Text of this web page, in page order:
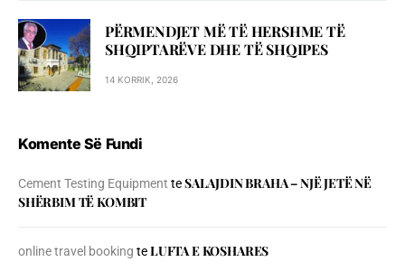
PËRMENDJET MË TË HERSHME TË
SHQIPTARËVE DHE TË SHQIPES
14 KORRIK, 2026
Komente Së Fundi
Cement Testing Equipment teSALAJDIN BRAHA – NJЁ JETЁ NЁ
SHЁRBIM TЁ KOMBIT
online travel booking teLUFTA E KOSHARES